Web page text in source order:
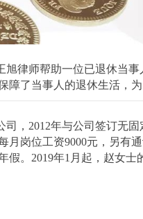
旭律师帮助一位已退休当
障了当事人的退休生活，
司，2012年与公司签订无
月岗位工资9000元，另有
假。2019年1月起，赵女